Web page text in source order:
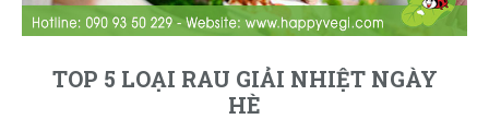
TOP 5 LOẠI RAU GIẢI NHIỆT NGÀY
HÈ